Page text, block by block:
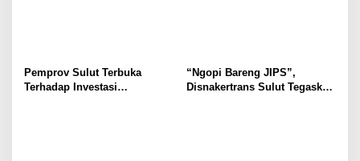
Pemprov Sulut Terbuka
Terhadap Investasi
“Ngopi Bareng JIPS”,
Disnakertrans Sulut Tegaskan